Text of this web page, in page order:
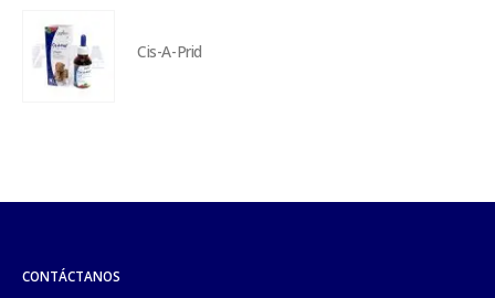
Cis-A-Prid
CONTÁCTANOS